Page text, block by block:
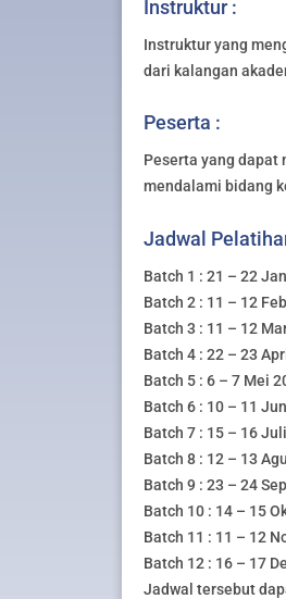
Instruktur :
Instruktur yang
dari kalangan
Peserta :
Peserta yang dapat
mendalami bidang
Jadwal
Batch 1 : 21 – 22
Batch 2 : 11 – 12
Batch 3 : 11 – 12
Batch 4 : 22 – 23
Batch 5 : 6 – 7 Mei
Batch 6 : 10 – 11
Batch 7 : 15 – 16
Batch 8 : 12 – 13
Batch 9 : 23 – 24
Batch 10 : 14 – 15
Batch 11 : 11 – 12
Batch 12 : 16 – 17
Jadwal tersebut